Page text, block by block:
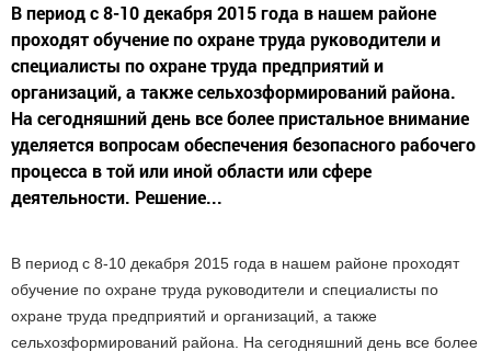
В период с 8-10 декабря 2015 года в нашем районе
проходят обучение по охране труда руководители и
специалисты по охране труда предприятий и
организаций, а также сельхозформирований района.
На сегодняшний день все более пристальное внимание
уделяется вопросам обеспечения безопасного рабочего
процесса в той или иной области или сфере
деятельности. Решение...
В период с 8-10 декабря 2015 года в нашем районе проходят
обучение по охране труда руководители и специалисты по
охране труда предприятий и организаций, а также
сельхозформирований района. На сегодняшний день все более